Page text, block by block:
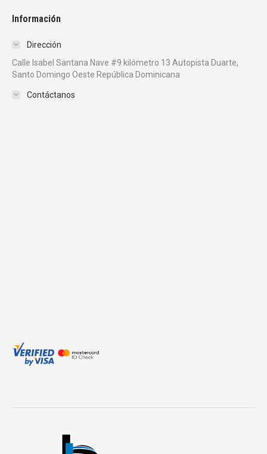
Información
Dirección
Calle Isabel Santana Nave #9 kilómetro 13 Autopista Duarte,
Santo Domingo Oeste República Dominicana
Contáctanos